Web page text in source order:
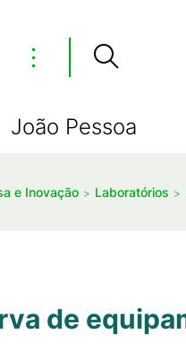
⋮
João Pessoa
e Inovação Laboratórios
de